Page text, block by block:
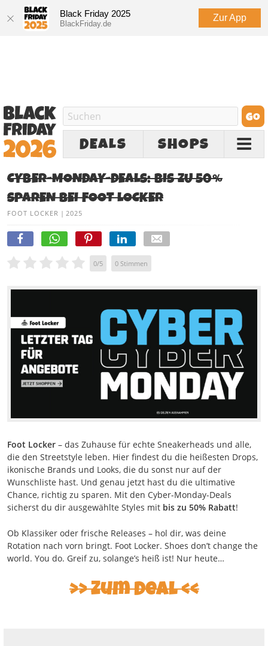
Black Friday 2025
BlackFriday.de
Zur App
DEALS SHOPS
CYBER-MONDAY-DEALS: BIS ZU 50%
SPAREN BEI FOOT LOCKER
FOOT LOCKER | 2025
0/5 0 Stimmen
Foot Locker – das Zuhause für echte Sneakerheads und alle,
die den Streetstyle leben. Hier findest du die heißesten Drops,
ikonische Brands und Looks, die du sonst nur auf der
Wunschliste hast. Und genau jetzt hast du die ultimative
Chance, richtig zu sparen. Mit den Cyber-Monday-Deals
sicherst du dir ausgewählte Styles mit bis zu 50% Rabatt!
Ob Klassiker oder frische Releases – hol dir, was deine
Rotation nach vorn bringt. Foot Locker. Shoes don’t change the
world. You do. Greif zu, solange’s heiß ist! Nur heute…
Zum Deal